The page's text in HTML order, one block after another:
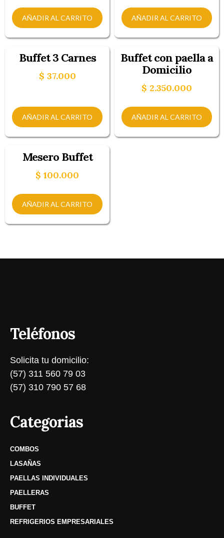
AÑADIR AL CARRITO AÑADIR AL CARRITO
Buffet 3 Carnes
$ 37.000
AÑADIR AL CARRITO
Buffet con paella a
Domicilio
$ 2.350.000
AÑADIR AL CARRITO
Mesero Buffet
$ 100.000
AÑADIR AL CARRITO
Teléfonos
Solicita tu domicilio:
(57) 311 560 79 03
(57) 310 790 57 68
Categorias
COMBOS
LASAÑAS
PAELLAS INDIVIDUALES
PAELLERAS
BUFFET
REFRIGERIOS EMPRESARIALES